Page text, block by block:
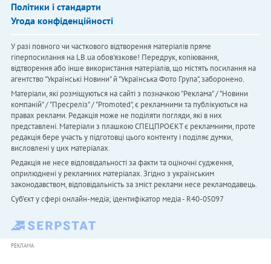
Політики і стандарти
Угода конфіденційності
У разі повного чи часткового відтворення матеріалів пряме
гіперпосилання на LB.ua обов'язкове! Передрук, копіювання,
відтворення або інше використання матеріалів, що містять посилання на
агентство "Українськi Новини" й "Українська Фото Група", заборонено.
Матеріали, які розміщуються на сайті з позначкою "Реклама" / "Новини
компаній" / "Пресреліз" / "Promoted", є рекламними та публікуються на
правах реклами. Редакція може не поділяти погляди, які в них
представлені. Матеріали з плашкою СПЕЦПРОЄКТ є рекламними, проте
редакція бере участь у підготовці цього контенту і поділяє думки,
висловлені у цих матеріалах.
Редакція не несе відповідальності за факти та оціночні судження,
оприлюднені у рекламних матеріалах. Згідно з українським
законодавством, відповідальність за зміст реклами несе рекламодавець.
Cуб'єкт у сфері онлайн-медіа; ідентифікатор медіа - R40-05097
РЕКЛАМА